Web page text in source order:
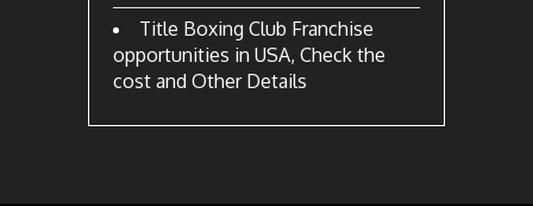
Title Boxing Club Franchise
opportunities in USA, Check the
cost and Other Details